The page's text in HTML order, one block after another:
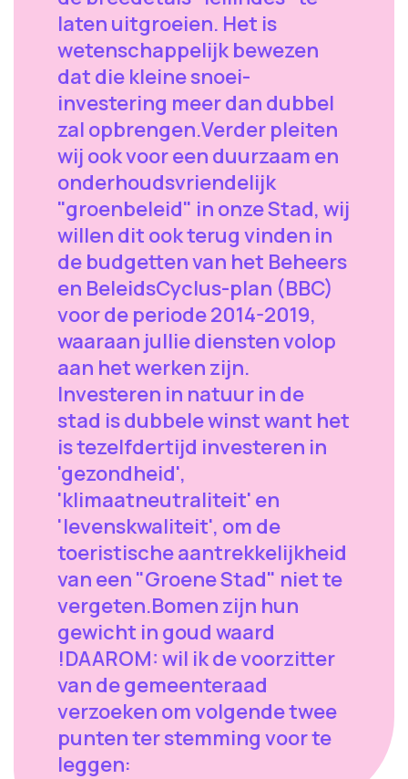
laten uitgroeien. Het is
wetenschappelijk bewezen
dat die kleine snoei-
investering meer dan dubbel
zal opbrengen.Verder pleiten
wij ook voor een duurzaam en
onderhoudsvriendelijk
"groenbeleid" in onze Stad, wij
willen dit ook terug vinden in
de budgetten van het Beheers
en BeleidsCyclus-plan (BBC)
voor de periode 2014-2019,
waaraan jullie diensten volop
aan het werken zijn.
Investeren in natuur in de
stad is dubbele winst want het
is tezelfdertijd investeren in
'gezondheid',
'klimaatneutraliteit' en
'levenskwaliteit', om de
toeristische aantrekkelijkheid
van een "Groene Stad" niet te
vergeten.Bomen zijn hun
gewicht in goud waard
!DAAROM: wil ik de voorzitter
van de gemeenteraad
verzoeken om volgende twee
punten ter stemming voor te
leggen: